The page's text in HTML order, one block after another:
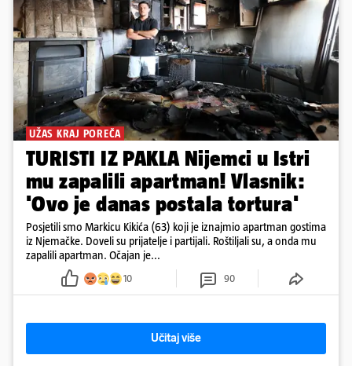
UŽAS KRAJ POREČA
TURISTI IZ PAKLA Nijemci u Istri
mu zapalili apartman! Vlasnik:
'Ovo je danas postala tortura'
Posjetili smo Markicu Kikića (63) koji je iznajmio apartman gostima
iz Njemačke. Doveli su prijatelje i partijali. Roštiljali su, a onda mu
zapalili apartman. Očajan je...
10 90
Učitaj više